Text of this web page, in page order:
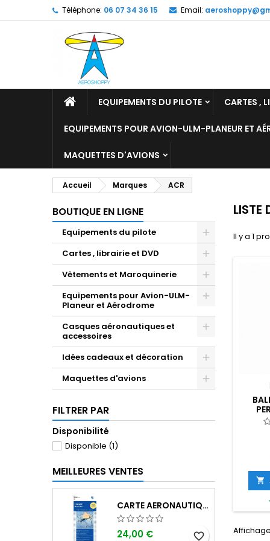
Téléphone: 06 07 34 36 15 Email:
EQUIPEMENTS DU PILOTE CARTES ,
EQUIPEMENTS POUR AVION-ULM-PLANEUR ET
MAQUETTES D'AVIONS
Accueil Marques ACR
BOUTIQUE EN LIGNE
Equipements du pilote
Cartes , librairie et DVD
Vêtements et Maroquinerie
Equipements pour Avion-ULM-
Planeur et Aérodrome
Casques aéronautiques et
accessoires
Idées cadeaux et décoration
Maquettes d'avions
FILTRER PAR
Disponibilité
Disponible (1)
MEILLEURES VENTES
CARTE AERONAUTIQUE OACI SIA FRANCE NORD EST 2026 AU 1/500 000
24,00 € favorite_border
LISTE
Il y a 1
